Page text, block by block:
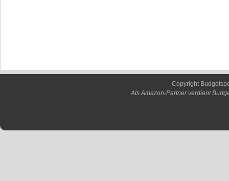
Copyright
Als Amazon-Partner verdient